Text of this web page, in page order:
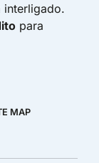
interligado.
para
MAP